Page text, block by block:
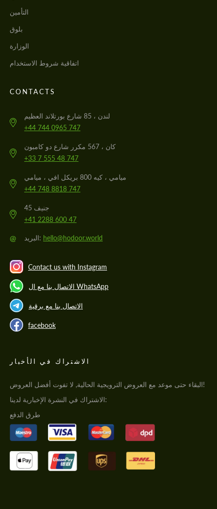
التأمين
بلوق
الوزارة
اتفاقية شروط الاستخدام
CONTACTS
لندن ، 85 شارع بورتلاند العظيم
+44 744 0965 747
كان ، 567 مكرر شارع دو كامبون
+33 7 555 48 747
ميامي ، كيه 800 بريكل افي ، ميامي
+44 748 8818 747
جنيف 45
+41 2288 600 47
@ البريد: hello@hodoor.world
Contact us with Instagram
الاتصال بنا مع ال WhatsApp
الاتصال بنا مع برقية
facebook
الاشتراك في الأخبار
البقاء حتى موعد مع العروض الترويجية الحالية, لا تفوت أفضل العروض!
الاشتراك في النشرة الإخبارية لدينا:
طرق الدفع